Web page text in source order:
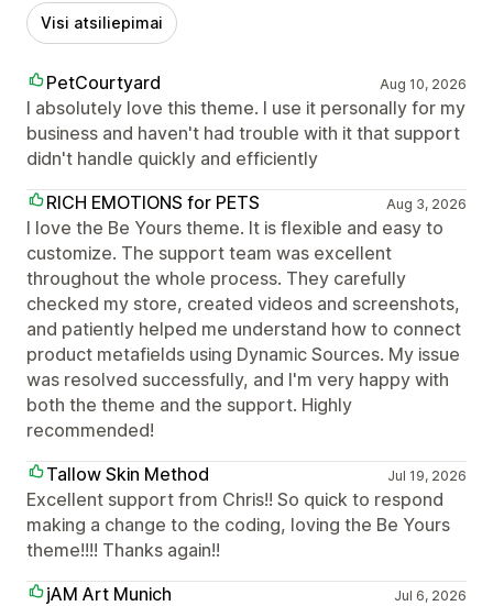
Visi atsiliepimai
PetCourtyard Aug 10, 2026
I absolutely love this theme. I use it personally for my
business and haven't had trouble with it that support
didn't handle quickly and efficiently
RICH EMOTIONS for PETS
Aug 3, 2026
I love the Be Yours theme. It is flexible and easy to
customize. The support team was excellent
throughout the whole process. They carefully
checked my store, created videos and screenshots,
and patiently helped me understand how to connect
product metafields using Dynamic Sources. My issue
was resolved successfully, and I'm very happy with
both the theme and the support. Highly
recommended!
Tallow Skin Method
Jul 19, 2026
Excellent support from Chris!! So quick to respond
making a change to the coding, loving the Be Yours
theme!!!! Thanks again!!
jAM Art Munich
Jul 6, 2026